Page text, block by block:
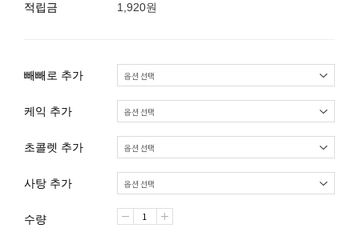
적립금
1,920원
빼빼로 추가
케익 추가
초콜렛 추가
사탕 추가
수량